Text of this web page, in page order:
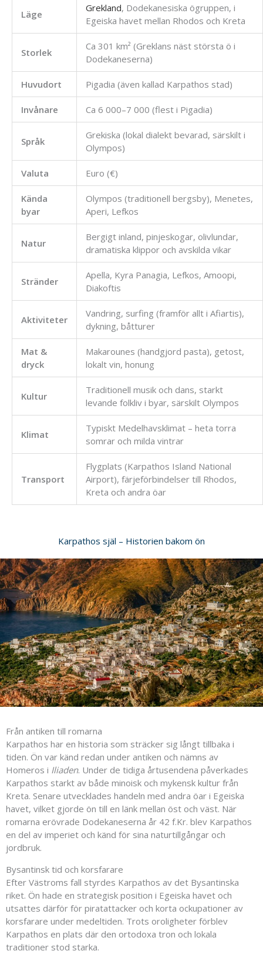
Läge
Grekland, Dodekanesiska ögruppen, i
Egeiska havet mellan Rhodos och Kreta
Storlek
Ca 301 km² (Greklans näst största ö i
Dodekaneserna)
Huvudort Pigadia (även kallad Karpathos stad)
Invånare Ca 6 000–7 000 (flest i Pigadia)
Språk
Grekiska (lokal dialekt bevarad, särskilt i
Olympos)
Valuta Euro (€)
Kända
byar
Olympos (traditionell bergsby), Menetes,
Aperi, Lefkos
Natur
Bergigt inland, pinjeskogar, olivlundar,
dramatiska klippor och avskilda vikar
Stränder
Apella, Kyra Panagia, Lefkos, Amoopi,
Diakoftis
Aktiviteter
Vandring, surfing (framför allt i Afiartis),
dykning, båtturer
Mat &
dryck
Makarounes (handgjord pasta), getost,
lokalt vin, honung
Kultur
Traditionell musik och dans, starkt
levande folkliv i byar, särskilt Olympos
Klimat
Typiskt Medelhavsklimat – heta torra
somrar och milda vintrar
Transport
Flygplats (Karpathos Island National
Airport), färjeförbindelser till Rhodos,
Kreta och andra öar
Karpathos själ – Historien bakom ön
Från antiken till romarna
Karpathos har en historia som sträcker sig långt tillbaka i
tiden. Ön var känd redan under antiken och nämns av
Homeros i Iliaden. Under de tidiga årtusendena påverkades
Karpathos starkt av både minoisk och mykensk kultur från
Kreta. Senare utvecklades handeln med andra öar i Egeiska
havet, vilket gjorde ön till en länk mellan öst och väst. När
romarna erövrade Dodekaneserna år 42 f.Kr. blev Karpathos
en del av imperiet och känd för sina naturtillgångar och
jordbruk.
Bysantinsk tid och korsfarare
Efter Västroms fall styrdes Karpathos av det Bysantinska
riket. Ön hade en strategisk position i Egeiska havet och
utsattes därför för piratattacker och korta ockupationer av
korsfarare under medeltiden. Trots oroligheter förblev
Karpathos en plats där den ortodoxa tron och lokala
traditioner stod starka.